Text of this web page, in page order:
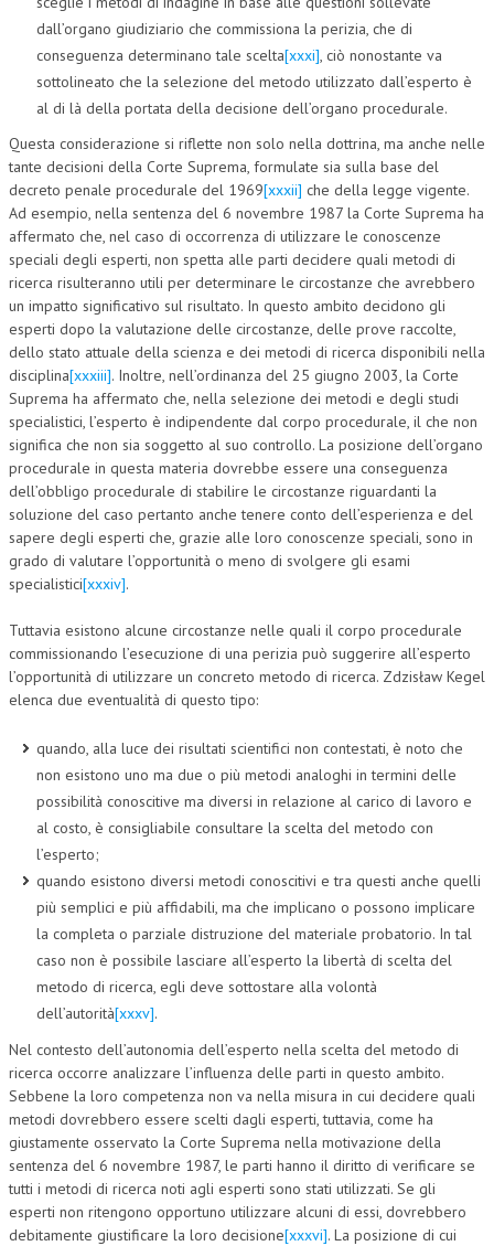
dall’organo giudiziario che commissiona la perizia, che di
conseguenza determinano tale scelta[xxxi], ciò nonostante va
sottolineato che la selezione del metodo utilizzato dall’esperto è
al di là della portata della decisione dell’organo procedurale.
Questa considerazione si riflette non solo nella dottrina, ma anche nelle
tante decisioni della Corte Suprema, formulate sia sulla base del
decreto penale procedurale del 1969[xxxii] che della legge vigente.
Ad esempio, nella sentenza del 6 novembre 1987 la Corte Suprema ha
affermato che, nel caso di occorrenza di utilizzare le conoscenze
speciali degli esperti, non spetta alle parti decidere quali metodi di
ricerca risulteranno utili per determinare le circostanze che avrebbero
un impatto significativo sul risultato. In questo ambito decidono gli
esperti dopo la valutazione delle circostanze, delle prove raccolte,
dello stato attuale della scienza e dei metodi di ricerca disponibili nella
disciplina[xxxiii]. Inoltre, nell’ordinanza del 25 giugno 2003, la Corte
Suprema ha affermato che, nella selezione dei metodi e degli studi
specialistici, l’esperto è indipendente dal corpo procedurale, il che non
significa che non sia soggetto al suo controllo. La posizione dell’organo
procedurale in questa materia dovrebbe essere una conseguenza
dell’obbligo procedurale di stabilire le circostanze riguardanti la
soluzione del caso pertanto anche tenere conto dell’esperienza e del
sapere degli esperti che, grazie alle loro conoscenze speciali, sono in
grado di valutare l’opportunità o meno di svolgere gli esami
specialistici[xxxiv].
Tuttavia esistono alcune circostanze nelle quali il corpo procedurale
commissionando l’esecuzione di una perizia può suggerire all’esperto
l’opportunità di utilizzare un concreto metodo di ricerca. Zdzisław Kegel
elenca due eventualità di questo tipo:
quando, alla luce dei risultati scientifici non contestati, è noto che
non esistono uno ma due o più metodi analoghi in termini delle
possibilità conoscitive ma diversi in relazione al carico di lavoro e
al costo, è consigliabile consultare la scelta del metodo con
l’esperto;
quando esistono diversi metodi conoscitivi e tra questi anche quelli
più semplici e più affidabili, ma che implicano o possono implicare
la completa o parziale distruzione del materiale probatorio. In tal
caso non è possibile lasciare all’esperto la libertà di scelta del
metodo di ricerca, egli deve sottostare alla volontà
dell’autorità[xxxv].
Nel contesto dell’autonomia dell’esperto nella scelta del metodo di
ricerca occorre analizzare l’influenza delle parti in questo ambito.
Sebbene la loro competenza non va nella misura in cui decidere quali
metodi dovrebbero essere scelti dagli esperti, tuttavia, come ha
giustamente osservato la Corte Suprema nella motivazione della
sentenza del 6 novembre 1987, le parti hanno il diritto di verificare se
tutti i metodi di ricerca noti agli esperti sono stati utilizzati. Se gli
esperti non ritengono opportuno utilizzare alcuni di essi, dovrebbero
debitamente giustificare la loro decisione[xxxvi]. La posizione di cui